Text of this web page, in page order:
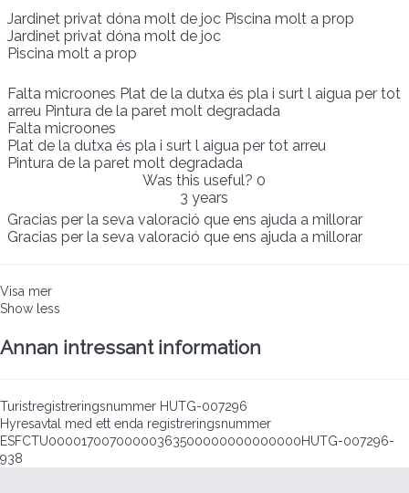
Jardinet privat dóna molt de joc Piscina molt a prop
Jardinet privat dóna molt de joc
Piscina molt a prop
Falta microones Plat de la dutxa és pla i surt l aigua per tot
arreu Pintura de la paret molt degradada
Falta microones
Plat de la dutxa és pla i surt l aigua per tot arreu
Pintura de la paret molt degradada
Was this useful? 0
3 years
Gracias per la seva valoració que ens ajuda a millorar
Gracias per la seva valoració que ens ajuda a millorar
Visa mer
Show less
Annan intressant information
Turistregistreringsnummer HUTG-007296
Hyresavtal med ett enda registreringsnummer
ESFCTU00001700700000363500000000000000HUTG-007296-
938